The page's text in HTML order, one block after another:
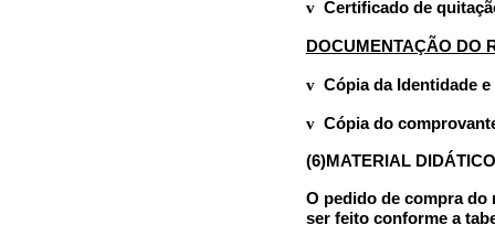
v Certificado de
DOCUMENTAÇÃO DO
v Cópia da Identidade
v Cópia do
(6)MATERIAL DIDÁTICO
O pedido de compra do
ser feito conforme a